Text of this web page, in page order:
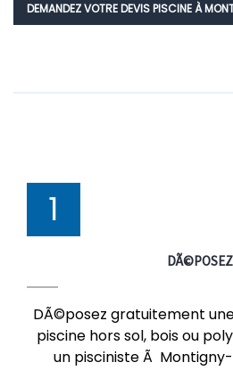
DEMANDEZ VOTRE DEVIS PISCINE À
1
DÃ©POSEZ
DÃ©posez gratuitement
piscine hors sol, bois ou
un pisciniste Ã